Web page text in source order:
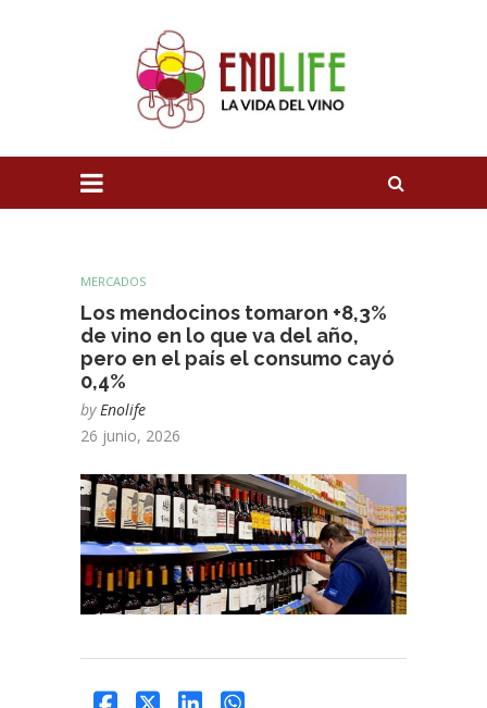
MERCADOS
Los mendocinos tomaron +8,3%
de vino en lo que va del año,
pero en el país el consumo cayó
0,4%
by Enolife
26 junio, 2026